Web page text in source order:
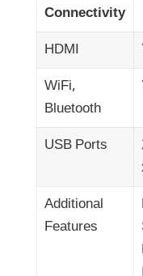
Connectivity
HDMI
WiFi,
Bluetooth
USB Ports
Additional
Features